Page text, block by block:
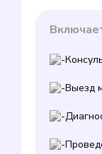
Выезд